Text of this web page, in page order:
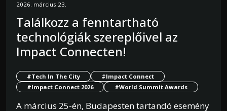
2026. március 23.
Találkozz a fenntartható
technológiák szereplőivel az
Impact Connecten!
#Tech In The City
#Impact Connect
#Impact Connect 2026
#World Summit Awards
A március 25-én, Budapesten tartandó esemény